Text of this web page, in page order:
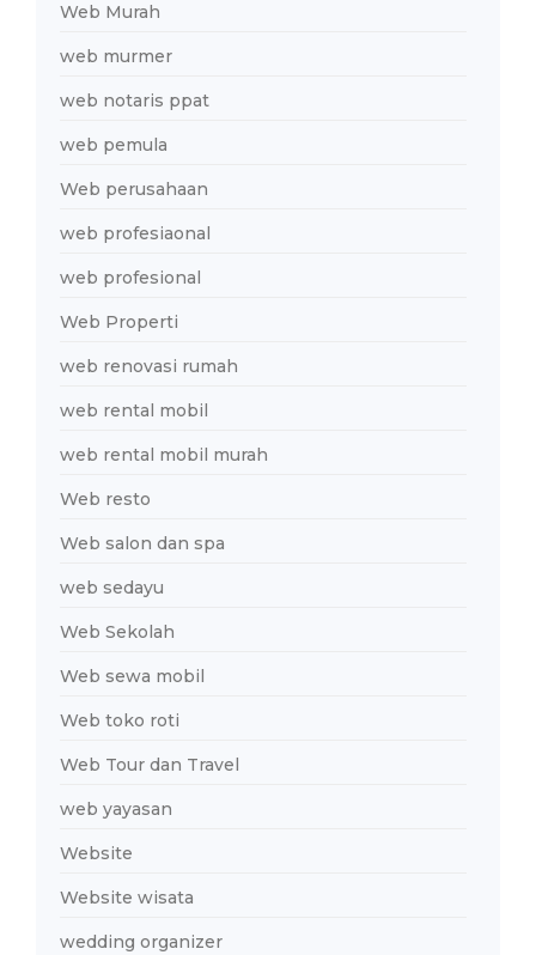
Web Murah
web murmer
web notaris ppat
web pemula
Web perusahaan
web profesiaonal
web profesional
Web Properti
web renovasi rumah
web rental mobil
web rental mobil murah
Web resto
Web salon dan spa
web sedayu
Web Sekolah
Web sewa mobil
Web toko roti
Web Tour dan Travel
web yayasan
Website
Website wisata
wedding organizer